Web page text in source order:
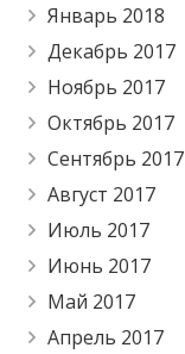
Январь 2018
Декабрь 2017
Ноябрь 2017
Октябрь 2017
Сентябрь 2017
Август 2017
Июль 2017
Июнь 2017
Май 2017
Апрель 2017